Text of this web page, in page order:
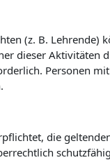
(z. B.
dieser Aktivitäten
Personen
die